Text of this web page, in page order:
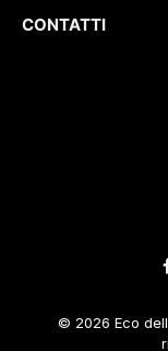
CONTATTI
© 2026 Eco